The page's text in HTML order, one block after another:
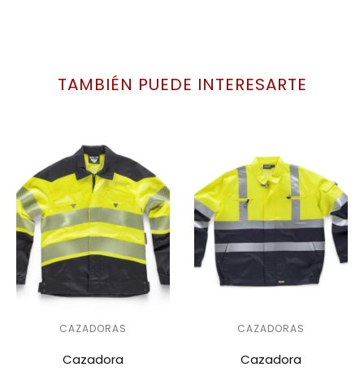
TAMBIÉN PUEDE INTERESARTE
CAZADORAS
Cazadora
CAZADORAS
Cazadora